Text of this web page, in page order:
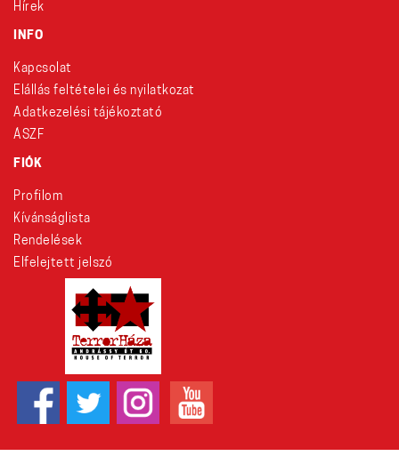
Hírek
INFO
Kapcsolat
Elállás feltételei és nyilatkozat
Adatkezelési tájékoztató
ÁSZF
FIÓK
Profilom
Kívánságlista
Rendelések
Elfelejtett jelszó